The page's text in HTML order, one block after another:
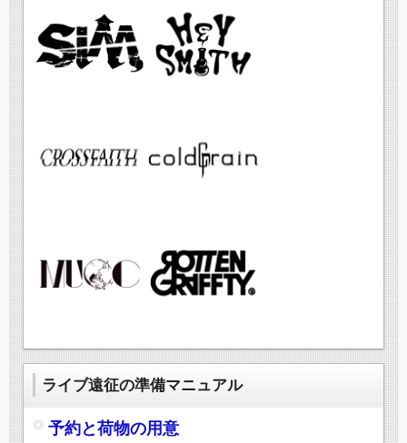
ライブ遠征の準備マニュアル
予約と荷物の用意